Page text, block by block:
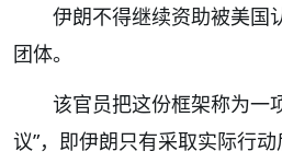
伊朗不得继续资助被美国
团体。
该官员把这份框架称为一
议”，即伊朗只有采取实际行